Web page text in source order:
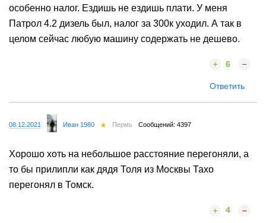
особенно налог. Ездишь не ездишь плати. У меня
Патрол 4.2 дизель был, налог за 300к уходил. А так в
целом сейчас любую машину содержать не дешево.
6
Ответить
08.12.2021 Иван 1980 Пермь Сообщений: 4397
Хорошо хоть на небольшое расстояние перегоняли, а
то бы прилипли как дядя Толя из Москвы Тахо
перегонял в Томск.
4